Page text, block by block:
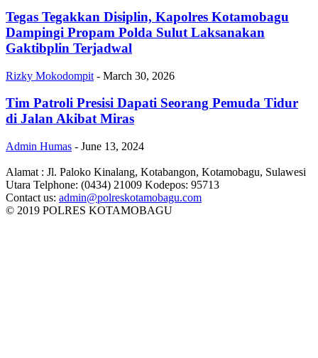
Tegas Tegakkan Disiplin, Kapolres Kotamobagu
Dampingi Propam Polda Sulut Laksanakan
Gaktibplin Terjadwal
Rizky Mokodompit - March 30, 2026
Tim Patroli Presisi Dapati Seorang Pemuda Tidur
di Jalan Akibat Miras
Admin Humas - June 13, 2024
Alamat : Jl. Paloko Kinalang, Kotabangon, Kotamobagu, Sulawesi
Utara Telphone: (0434) 21009 Kodepos: 95713
Contact us: admin@polreskotamobagu.com
© 2019 POLRES KOTAMOBAGU